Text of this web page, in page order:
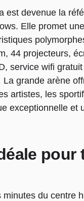
est devenue la
Elle promet
44 projecteurs,
service wifi
grande arène
artistes, les
exceptionnelle et
pour
du centre